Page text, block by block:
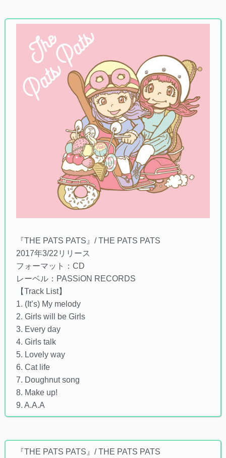
『THE PATS PATS』/ THE PATS PATS
2017年3/22リリース
フォーマット：CD
レーベル：PASSiON RECORDS
【Track List】
1. (It’s) My melody
2. Girls will be Girls
3. Every day
4. Girls talk
5. Lovely way
6. Cat life
7. Doughnut song
8. Make up!
9. A.A.A
『THE PATS PATS』/ THE PATS PATS